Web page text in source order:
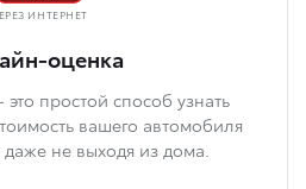
ИНТЕРНЕТ
оценка
простой способ узнать
вашего автомобиля
не выходя из дома.